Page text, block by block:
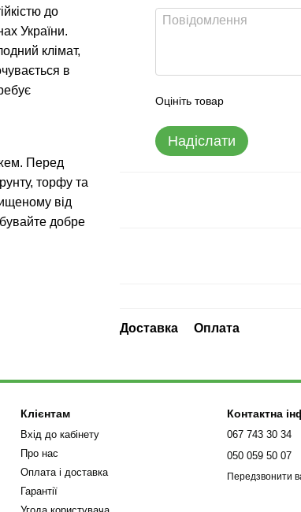
до
України.
клімат,
в
Перед
торфу та
від
добре
Оцініть товар
Надіслати
Доставка Оплата
Клієнтам
Вхід до кабінету
Про нас
Оплата і доставка
Гарантії
Контактна
067 743 30 34
050 059 50 07
Передзвонити